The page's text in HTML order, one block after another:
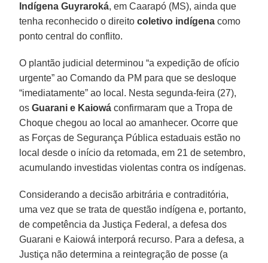
Indígena Guyraroká, em Caarapó (MS), ainda que
tenha reconhecido o direito coletivo indígena como
ponto central do conflito.
O plantão judicial determinou “a expedição de ofício
urgente” ao Comando da PM para que se desloque
“imediatamente” ao local. Nesta segunda-feira (27),
osGuarani e Kaiowá confirmaram que a Tropa de
Choque chegou ao local ao amanhecer. Ocorre que
as Forças de Segurança Pública estaduais estão no
local desde o início da retomada, em 21 de setembro,
acumulando investidas violentas contra os indígenas.
Considerando a decisão arbitrária e contraditória,
uma vez que se trata de questão indígena e, portanto,
de competência da Justiça Federal, a defesa dos
Guarani e Kaiowá interporá recurso. Para a defesa, a
Justiça não determina a reintegração de posse (a